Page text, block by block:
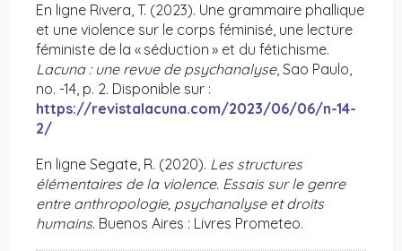
En ligne Rivera, T. (2023). Une grammaire phallique
et une violence sur le corps féminisé, une lecture
féministe de la « séduction » et du fétichisme.
Lacuna : une revue de psychanalyse, Sao Paulo,
no. -14, p. 2. Disponible sur :
https://revistalacuna.com/2023/06/06/n-14-
2/
En ligne Segate, R. (2020). Les structures
élémentaires de la violence. Essais sur le genre
entre anthropologie, psychanalyse et droits
humains. Buenos Aires : Livres Prometeo.